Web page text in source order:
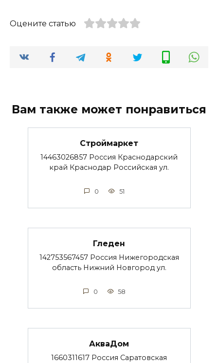
Оцените статью
Вам также может понравиться
Строймаркет
14463026857 Россия Краснодарский
край Краснодар Российская ул.
0 51
Гледен
142753567457 Россия Нижегородская
область Нижний Новгород ул.
0 58
АкваДом
1660311617 Россия Саратовская